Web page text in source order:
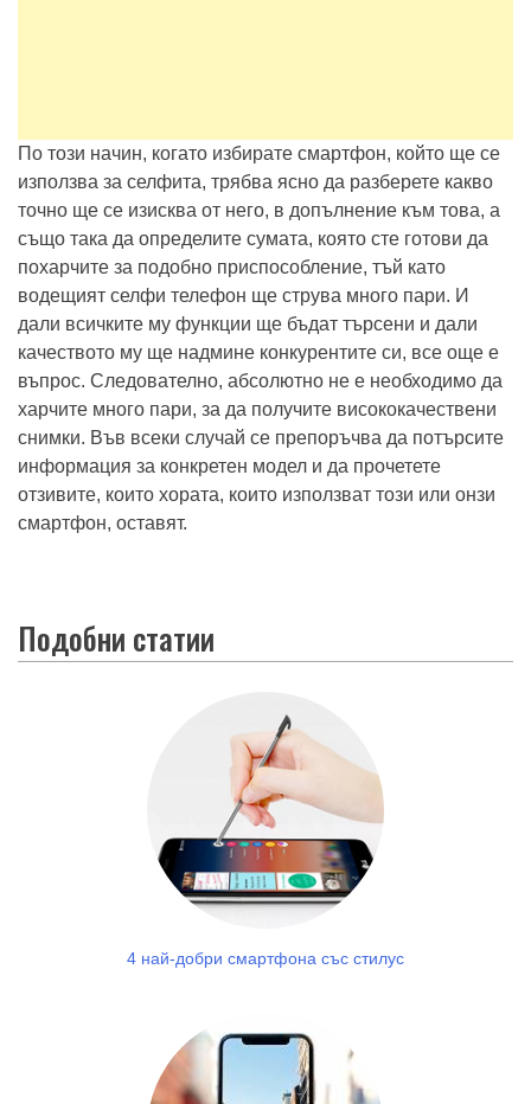
По този начин, когато избирате смартфон, който ще се
използва за селфита, трябва ясно да разберете какво
точно ще се изисква от него, в допълнение към това, а
също така да определите сумата, която сте готови да
похарчите за подобно приспособление, тъй като
водещият селфи телефон ще струва много пари. И
дали всичките му функции ще бъдат търсени и дали
качеството му ще надмине конкурентите си, все още е
въпрос. Следователно, абсолютно не е необходимо да
харчите много пари, за да получите висококачествени
снимки. Във всеки случай се препоръчва да потърсите
информация за конкретен модел и да прочетете
отзивите, които хората, които използват този или онзи
смартфон, оставят.
Подобни статии
4 най-добри смартфона със стилус